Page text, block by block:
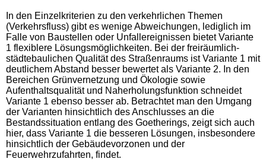
In den Einzelkriterien zu den verkehrlichen Themen
(Verkehrsfluss) gibt es wenige Abweichungen, lediglich im
Falle von Baustellen oder Unfallereignissen bietet Variante
1 flexiblere Lösungsmöglichkeiten. Bei der freiräumlich-
städtebaulichen Qualität des Straßenraums ist Variante 1 mit
deutlichem Abstand besser bewertet als Variante 2. In den
Bereichen Grünvernetzung und Ökologie sowie
Aufenthaltsqualität und Naherholungsfunktion schneidet
Variante 1 ebenso besser ab. Betrachtet man den Umgang
der Varianten hinsichtlich des Anschlusses an die
Bestandssituation entlang des Goetherings, zeigt sich auch
hier, dass Variante 1 die besseren Lösungen, insbesondere
hinsichtlich der Gebäudevorzonen und der
Feuerwehrzufahrten, findet.